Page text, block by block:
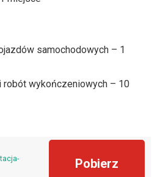
samochodowych – 1
robót wykończeniowych – 10
Pobierz